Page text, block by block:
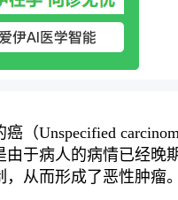
（Unspecified
由于病人的病情已经
从而形成了恶性肿瘤。